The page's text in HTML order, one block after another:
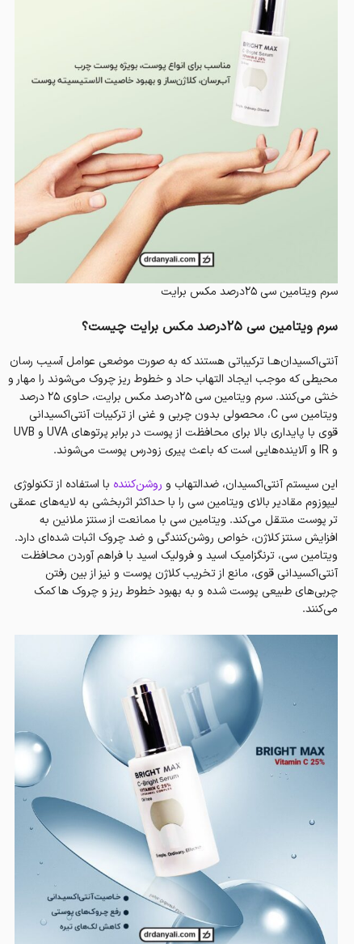
سرم ویتامین سی 25درصد مکس برایت
سرم ویتامین سی 25درصد مکس برایت چیست؟
آنتی‌اکسیدان‌هـا ترکیباتی هستند که به صورت موضعی عوامل آسیب رسان
محیطی که موجب ایجاد التهاب حاد و خطوط ریز چروک می‌شوند را مهار و
خنثی می‌کنند. سرم ویتامین سی ۲۵درصد مکس برایت، حاوی ۲۵ درصد
ویتامین سی C، محصولی بدون چربی و غنی از ترکیبات آنتی‌اکسیدانی
قوی با پایداری بالا برای محافظت از پوست در برابر پرتوهای UVA و UVB
و IR و آلاینده‌هایی است که باعث پیری زودرس پوست می‌شوند.
این سیستم آنتی‌اکسیدان، ضدالتهاب و روشن‌کننده با استفاده از تکنولوژی
لیپوزوم مقادیر بالای ویتامین سی را با حداکثر اثر‌بخشی به لایه‌های عمقی
تر پوست منتقل می‌کند. ویتامین سی با ممانعت از سنتز ملانین به
افزایش سنتز کلاژن، خواص روشن‌کنندگی و ضد چروک اثبات شده‌ای دارد.
ویتامین سی، ترنگزامیک اسید و فرولیک اسید با فراهم آوردن محافظت
آنتی‌اکسیدانی قوی، مانع از تخریب کلاژن پوست و نیز از بین رفتن
چربی‌های طبیعی پوست شده و به بهبود خطوط ریز و چروک ها کمک
می‌کنند.